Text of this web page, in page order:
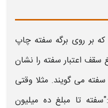
بر روی برگه سفته چاپ
سقف اعتبار سفته را نشان
سفته می گویند. مثلا وقتی
سفتهتا مبلغ ده میلیون